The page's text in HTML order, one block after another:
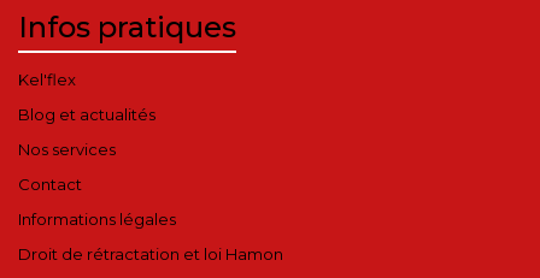
Infos pratiques
Kel'flex
Blog et actualités
Nos services
Contact
Informations légales
Droit de rétractation et loi Hamon